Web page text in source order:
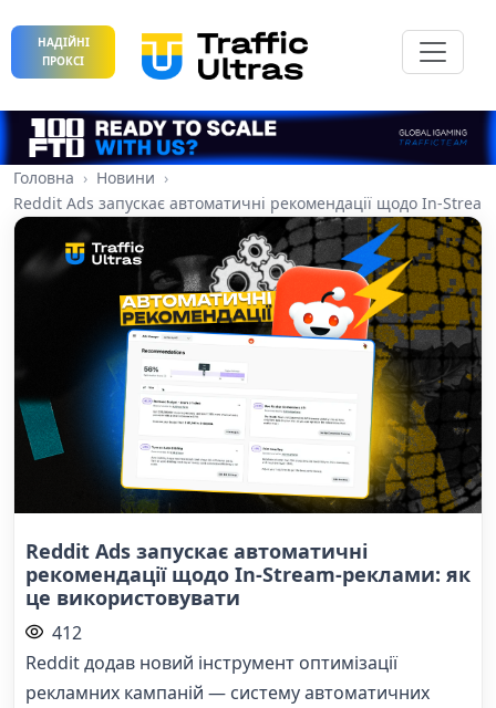
НАДІЙНІ
ПРОКСІ
Головна
Новини
Reddit Ads запускає автоматичні рекомендації щодо In-
Reddit Ads запускає автоматичні
рекомендації щодо In-Stream-реклами: як
це використовувати
412
Reddit додав новий інструмент оптимізації
рекламних кампаній — систему автоматичних